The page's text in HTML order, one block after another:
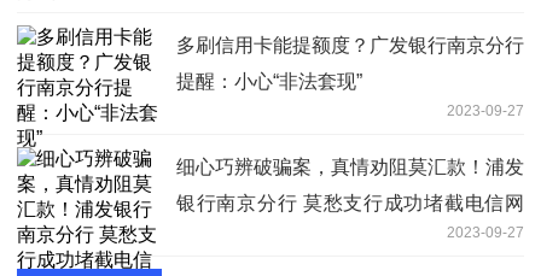
多刷信用卡能提额度？广发银行南京分行
提醒：小心“非法套现”
2023-09-27
细心巧辨破骗案，真情劝阻莫汇款！浦发
银行南京分行 莫愁支行成功堵截电信网
2023-09-27